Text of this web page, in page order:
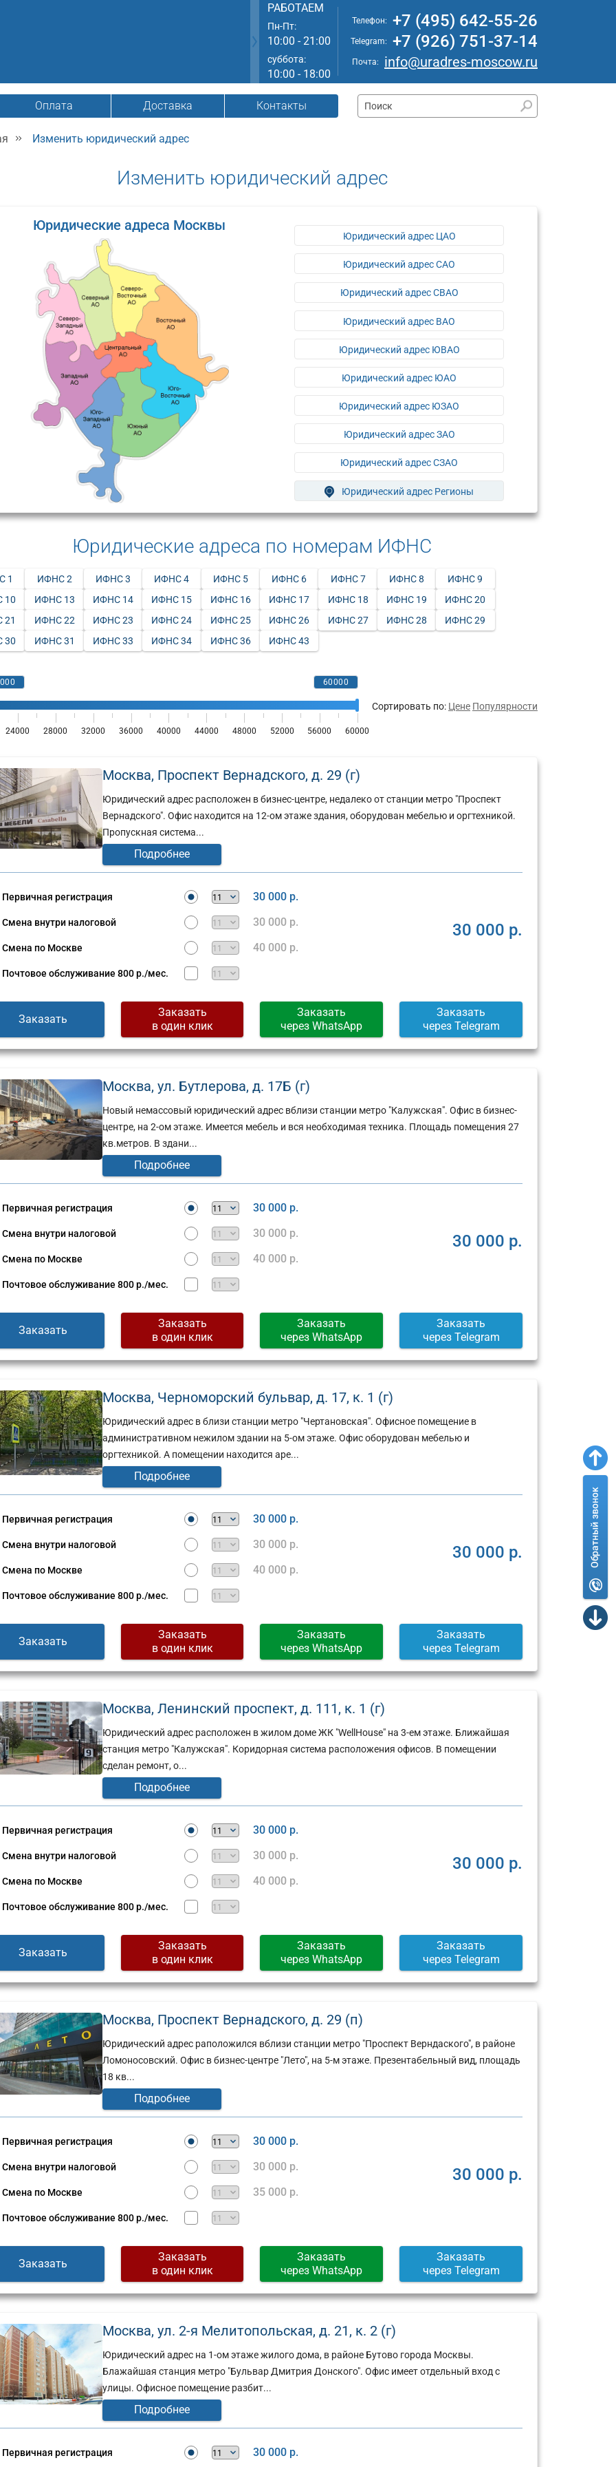
РАБОТАЕМ
Пн-Пт:
10:00 - 21:00
суббота:
10:00 - 18:00
Телефон: +7 (495) 642-55-26
Telegram: +7 (926) 751-37-14
Почта: info@uradres-moscow.ru
Оплата Доставка Контакты
Юридический
адрес:
Сущевская,
стр.
Москва,
Пресненская
Изменить юридический адрес
Изменить юридический адрес
Юридические адреса Москвы
Юридический адрес ЦАО
Юридический адрес САО
Юридический адрес СВАО
Юридический адрес ВАО
Юридический адрес ЮВАО
Юридический адрес ЮАО
Юридический адрес ЮЗАО
Юридический адрес ЗАО
Юридический адрес СЗАО
Юридический адрес Регионы
Юридические адреса по номерам ИФНС
1 ИФНС 2 ИФНС 3 ИФНС 4 ИФНС 5 ИФНС 6 ИФНС 7 ИФНС 8
ИФНС 9
10
ИФНС 13 ИФНС 14 ИФНС 15 ИФНС 16 ИФНС 17 ИФНС 18 ИФНС 19
ИФНС 20
21
ИФНС 22 ИФНС 23 ИФНС 24 ИФНС 25 ИФНС 26 ИФНС 27 ИФНС 28
ИФНС 29
30
ИФНС 31 ИФНС 33 ИФНС 34 ИФНС 36 ИФНС 43
Сортировать по: Цене Популярности
Москва, Проспект Вернадского, д. 29 (г)
Юридический адрес расположен в бизнес-центре, недалеко от станции метро "Проспект
Вернадского". Офис находится на 12-ом этаже здания, оборудован мебелью и оргтехникой.
Пропускная система...
Подробнее
Первичная регистрация 30 000 р.
Смена внутри налоговой 30 000 р.
Смена по Москве 40 000 р.
Почтовое обслуживание 800 р./мес.
30 000 р.
Заказать
Заказать
в один клик
Заказать
через WhatsApp
Заказать
через Telegram
Москва, ул. Бутлерова, д. 17Б (г)
Новый немассовый юридический адрес вблизи станции метро "Калужская". Офис в бизнес-
центре, на 2-ом этаже. Имеется мебель и вся необходимая техника. Площадь помещения 27
кв.метров. В здани...
Подробнее
Первичная регистрация 30 000 р.
Смена внутри налоговой 30 000 р.
Смена по Москве 40 000 р.
Почтовое обслуживание 800 р./мес.
30 000 р.
Заказать
Заказать
в один клик
Заказать
через WhatsApp
Заказать
через Telegram
Москва, Черноморский бульвар, д. 17, к. 1 (г)
Юридический адрес в близи станции метро "Чертановская". Офисное помещение в
административном нежилом здании на 5-ом этаже. Офис оборудован мебелью и
оргтехникой. А помещении находится аре...
Подробнее
Первичная регистрация 30 000 р.
Смена внутри налоговой 30 000 р.
Смена по Москве 40 000 р.
Почтовое обслуживание 800 р./мес.
30 000 р.
Заказать
Заказать
в один клик
Заказать
через WhatsApp
Заказать
через Telegram
Москва, Ленинский проспект, д. 111, к. 1 (г)
Юридический адрес расположен в жилом доме ЖК "WellHouse" на 3-ем этаже. Ближайшая
станция метро "Калужская". Коридорная система расположения офисов. В помещении
сделан ремонт, о...
Подробнее
Первичная регистрация 30 000 р.
Смена внутри налоговой 30 000 р.
Смена по Москве 40 000 р.
Почтовое обслуживание 800 р./мес.
30 000 р.
Заказать
Заказать
в один клик
Заказать
через WhatsApp
Заказать
через Telegram
Москва, Проспект Вернадского, д. 29 (п)
Юридический адрес раположился вблизи станции метро "Проспект Верндаского", в районе
Ломоносовский. Офис в бизнес-центре "Лето", на 5-м этаже. Презентабельный вид, площадь
18 кв...
Подробнее
Первичная регистрация 30 000 р.
Смена внутри налоговой 30 000 р.
Смена по Москве 35 000 р.
Почтовое обслуживание 800 р./мес.
30 000 р.
Заказать
Заказать
в один клик
Заказать
через WhatsApp
Заказать
через Telegram
Москва, ул. 2-я Мелитопольская, д. 21, к. 2 (г)
Юридический адрес на 1-ом этаже жилого дома, в районе Бутово города Москвы.
Блажайшая станция метро "Бульвар Дмитрия Донского". Офис имеет отдельный вход с
улицы. Офисное помещение разбит...
Подробнее
Первичная регистрация 30 000 р.